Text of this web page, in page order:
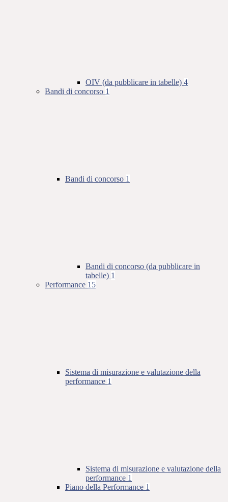
OIV (da pubblicare in tabelle) 4
Bandi di concorso 1
Bandi di concorso 1
Bandi di concorso (da pubblicare in
tabelle) 1
Performance 15
Sistema di misurazione e valutazione della
performance 1
Sistema di misurazione e valutazione della
performance 1
Piano della Performance 1